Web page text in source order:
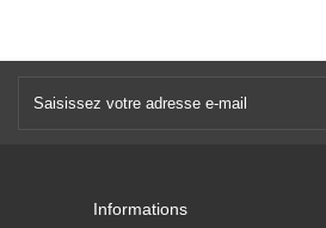
Informations